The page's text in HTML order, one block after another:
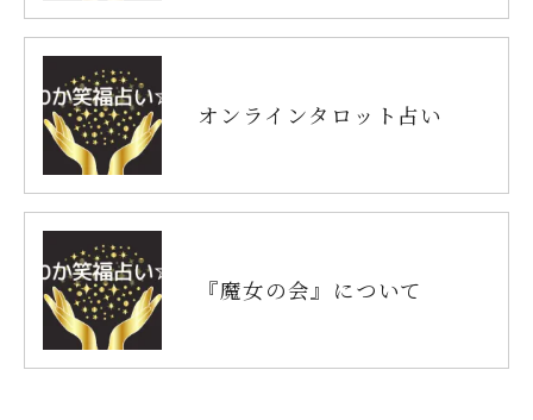
オンラインタロット占い
『魔女の会』について